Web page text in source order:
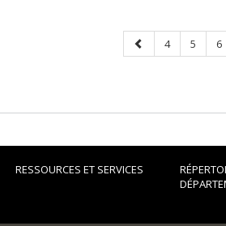
Previous
page
Page
4 Page
5 6
RESSOURCES ET SERVICES